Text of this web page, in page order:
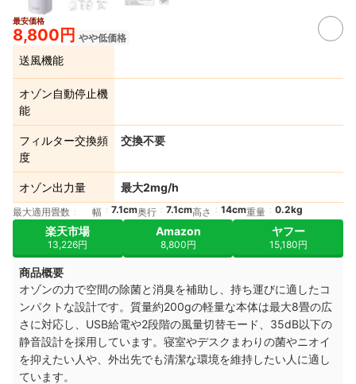
最安価格
8,800円 やや低価格
送風機能
オゾン自動停止機
能
フィルター交換頻
度
交換不要
オゾン出力量 最大2mg/h
最大適用畳数 幅 7.1cm奥行 7.1cm高さ 14cm重量 0.2kg
楽天市場
13,226円
Amazon
8,800円
ヤフー
15,180円
商品概要
オゾンの力で空間の除菌と消臭を補助し、持ち運びに適したコ
ンパクトな設計です。質量約200gの軽量な本体は最大8畳の広
さに対応し、USB給電や2段階の風量切替モード、35dB以下の
静音設計を採用しています。寝室やデスクまわりの菌やニオイ
を抑えたい人や、外出先でも清潔な環境を維持したい人に適し
ています。